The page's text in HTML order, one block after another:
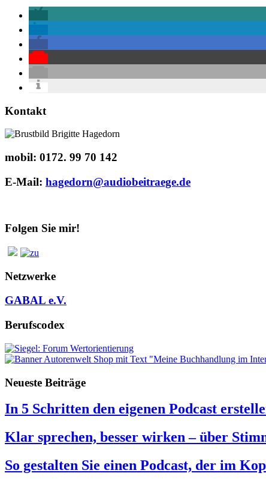
Kontakt
mobil: 0172. 99 70 142
E-Mail: hagedorn@audiobeitraege.de
Folgen Sie mir!
Netzwerke
GABAL e.V.
Berufscodex
Neueste Beiträge
In 5 Schritten den eigenen Podcast
Klar sprechen, besser wirken – über
So gestalten Sie einen Podcast, der im